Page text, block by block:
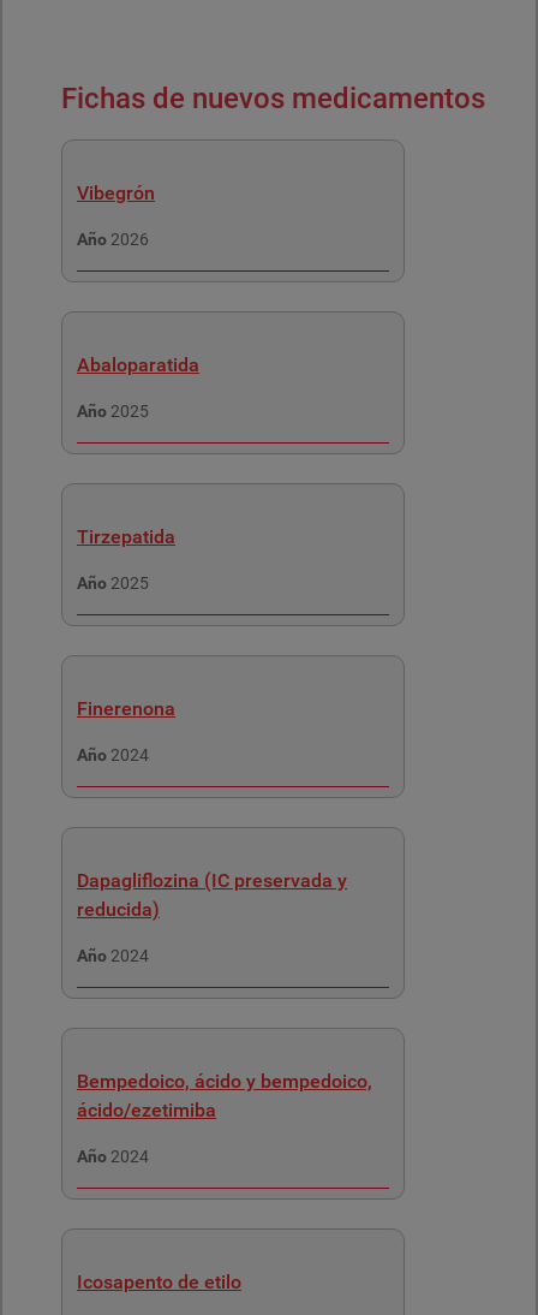
Fichas de nuevos medicamentos
Vibegrón
Año 2026
Abaloparatida
Año 2025
Tirzepatida
Año 2025
Finerenona
Año 2024
Dapagliflozina (IC preservada y
reducida)
Año 2024
Bempedoico, ácido y bempedoico,
ácido/ezetimiba
Año 2024
Icosapento de etilo